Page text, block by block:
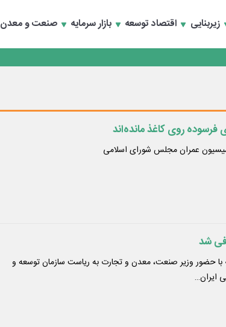
زیربنایی اقتصاد توسعه بازار سرمایه صنعت و معدن
انرژی‌های نو و تجدیدپذیر با حضور استاندار اصفهان
روی کاغذ مانده‌اند
عمران مجلس شورای اسلامی
شد
حضور وزیر صنعت، معدن و تجارت به ریاست سازمان توسعه و
ایران…